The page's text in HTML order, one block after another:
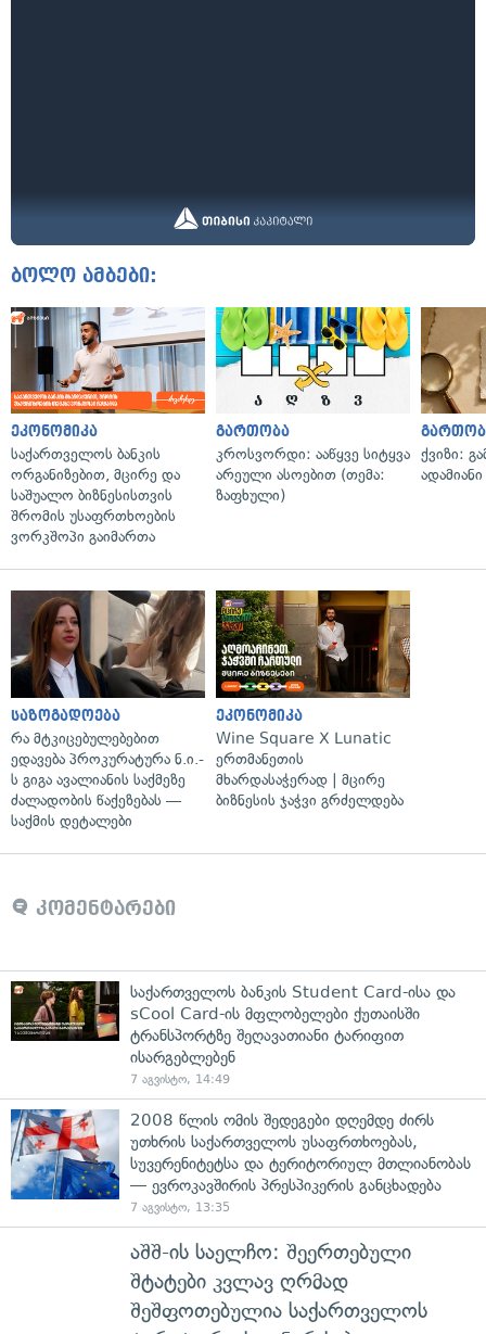
ბოლო ამბები:
ეკონომიკა
საქართველოს ბანკის
ორგანიზებით, მცირე და
საშუალო ბიზნესისთვის
შრომის უსაფრთხოების
ვორკშოპი გაიმართა
გართობა
კროსვორდი: ააწყვე სიტყვა
არეული ასოებით (თემა:
ზაფხული)
ქვიზი:
საზოგადოება
რა მტკიცებულებებით
ედავება პროკურატურა ნ.ი.-
ს გიგა ავალიანის საქმეზე
ძალადობის წაქეზებას —
საქმის დეტალები
ეკონომიკა
Wine Square X Lunatic
ერთმანეთის
მხარდასაჭერად | მცირე
ბიზნესის ჯაჭვი გრძელდება
კომენტარები
საქართველოს ბანკის Student Card-ისა და
sCool Card-ის მფლობელები ქუთაისში
ტრანსპორტზე შეღავათიანი ტარიფით
ისარგებლებენ
7 აგვისტო, 14:49
2008 წლის ომის შედეგები დღემდე ძირს
უთხრის საქართველოს უსაფრთხოებას,
სუვერენიტეტსა და ტერიტორიულ მთლიანობას
— ევროკავშირის პრესპიკერის განცხადება
7 აგვისტო, 13:35
აშშ-ის საელჩო: შეერთებული
შტატები კვლავ ღრმად
შეშფოთებულია საქართველოს